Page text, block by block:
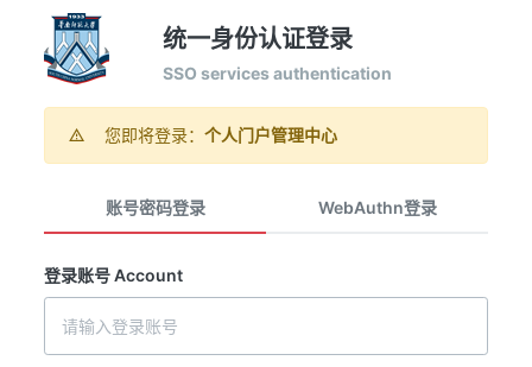
统一身份认证登录
SSO services authentication
您即将登录： 个人门户管理中心
账号密码登录 WebAuthn登录
登录账号 Account